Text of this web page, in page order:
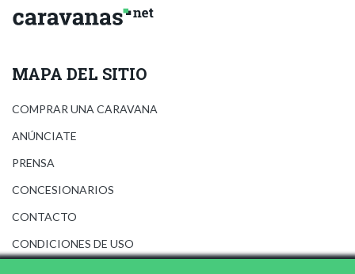
MAPA DEL SITIO
COMPRAR UNA CARAVANA
ANÚNCIATE
PRENSA
CONCESIONARIOS
CONTACTO
CONDICIONES DE USO